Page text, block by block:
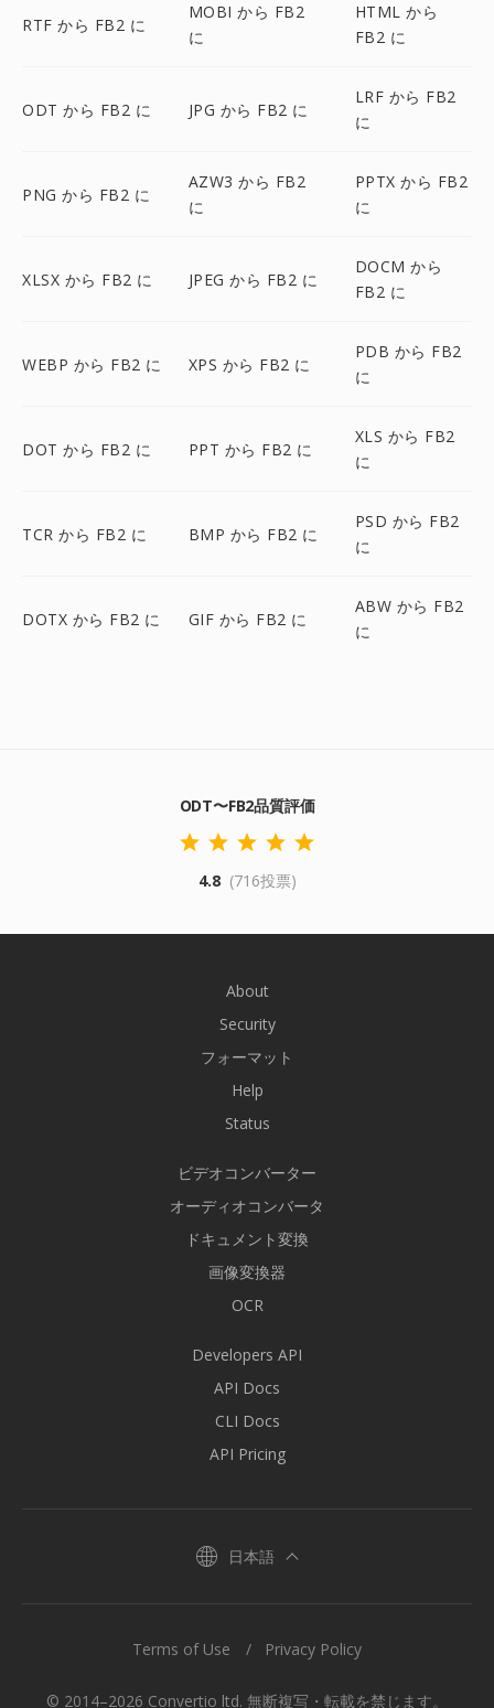
RTF から FB2 に
MOBI から FB2
に
HTML から
FB2 に
ODT から FB2 に JPG から FB2 に
LRF から FB2
に
PNG から FB2 に
AZW3 から FB2
に
PPTX から FB2
に
XLSX から FB2 に JPEG から FB2 に
DOCM から
FB2 に
WEBP から FB2 に XPS から FB2 に
PDB から FB2
に
DOT から FB2 に PPT から FB2 に
XLS から FB2
に
TCR から FB2 に BMP から FB2 に
PSD から FB2
に
DOTX から FB2 に GIF から FB2 に
ABW から FB2
に
ODT〜FB2品質評価
4.8 (716投票)
About
Security
フォーマット
Help
Status
ビデオコンバーター
オーディオコンバータ
ドキュメント変換
画像変換器
OCR
Developers API
API Docs
CLI Docs
API Pricing
日本語
© 2014–2026 Convertio ltd. 無断複写・転載を禁じます。
Terms of Use Privacy Policy